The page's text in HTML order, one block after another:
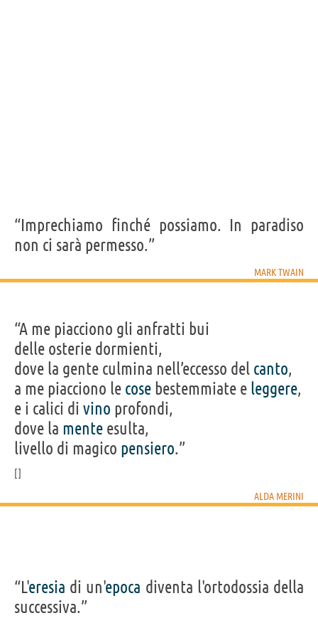
“Imprechiamo finché possiamo. In paradiso
non ci sarà permesso.”
MARK TWAIN
“A me piacciono gli anfratti bui
delle osterie dormienti,
dove la gente culmina nell’eccesso del canto,
a me piacciono le cose bestemmiate e leggere,
e i calici di vino profondi,
dove la mente esulta,
livello di magico pensiero.”
ALDA MERINI
“L'eresia di un'epoca diventa l'ortodossia della
successiva.”